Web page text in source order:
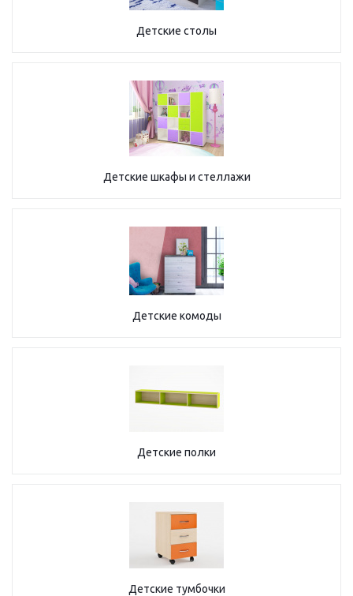
Детские столы
Детские шкафы и стеллажи
Детские комоды
Детские полки
Детские тумбочки